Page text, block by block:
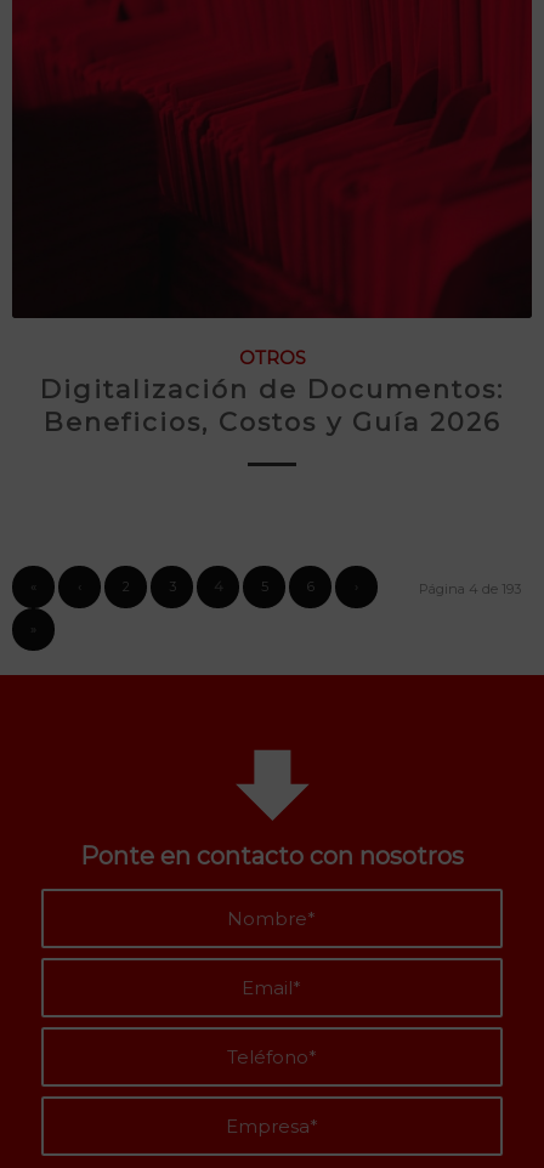
OTROS
Digitalización de Documentos:
Beneficios, Costos y Guía 2026
Página 4 de 193
2 3 5 6
Ponte en contacto con nosotros